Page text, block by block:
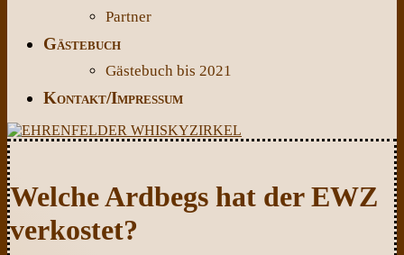
Partner
Gästebuch
Gästebuch bis 2021
Kontakt/Impressum
Welche Ardbegs hat der EWZ
verkostet?